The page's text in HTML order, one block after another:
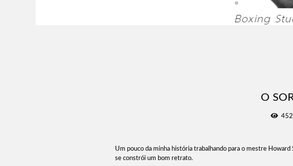
O
Um pouco da minha história trabalhando para o mestre Howard
se constrói um bom retrato.